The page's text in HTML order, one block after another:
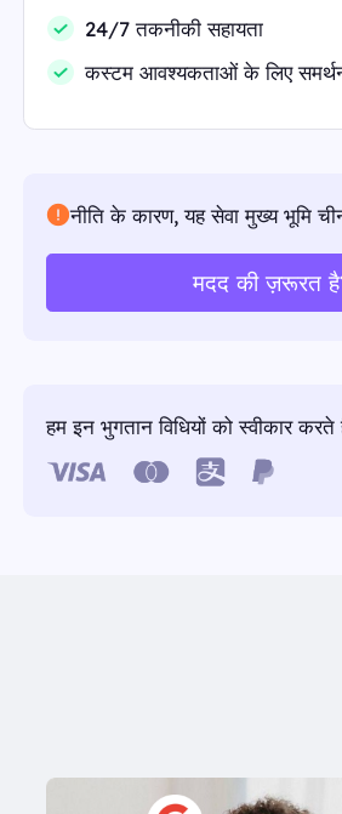
24/7 तकनीकी सहायता
कस्टम आवश्यकताओं के लिए
नीति के कारण, यह सेवा मुख्य भूमि
मदद की ज़रूरत
हम इन भुगतान विधियों को स्वीकार करते